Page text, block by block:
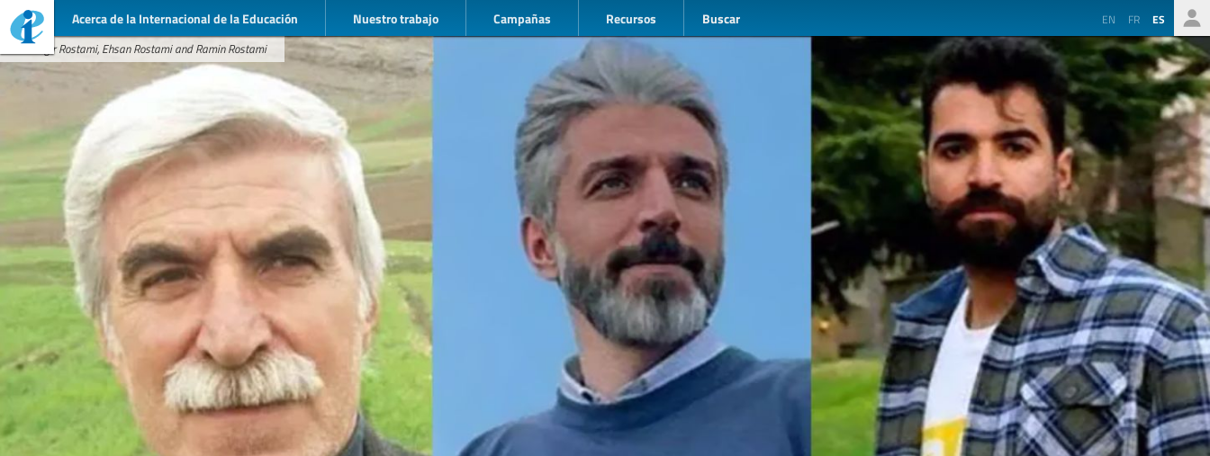
Acerca de la Internacional de la Educación Nuestro trabajo Campañas Recursos Buscar EN FR ES
Jahangir Rostami, Ehsan Rostami and Ramin Rostami